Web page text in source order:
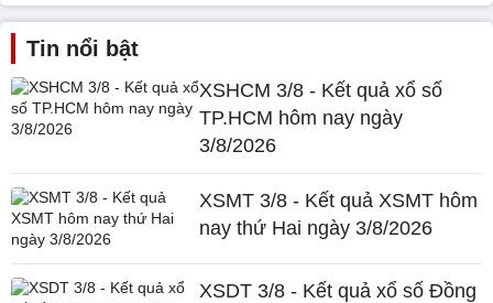
Tin nổi bật
XSHCM 3/8 - Kết quả xổ số
TP.HCM hôm nay ngày
3/8/2026
XSMT 3/8 - Kết quả XSMT hôm
nay thứ Hai ngày 3/8/2026
XSDT 3/8 - Kết quả xổ số Đồng